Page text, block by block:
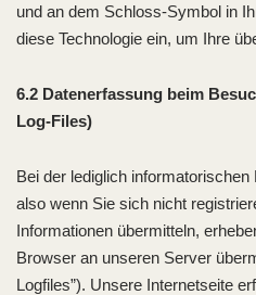
und an dem Schloss-Symbol in
diese Technologie ein, um Ihre
6.2 Datenerfassung beim
Log-Files)
Bei der lediglich
also wenn Sie sich nicht
Informationen übermitteln,
Browser an unseren Server
Logfiles”). Unsere Internetseite